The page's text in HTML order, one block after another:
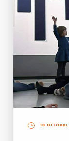
10 OCTOBRE